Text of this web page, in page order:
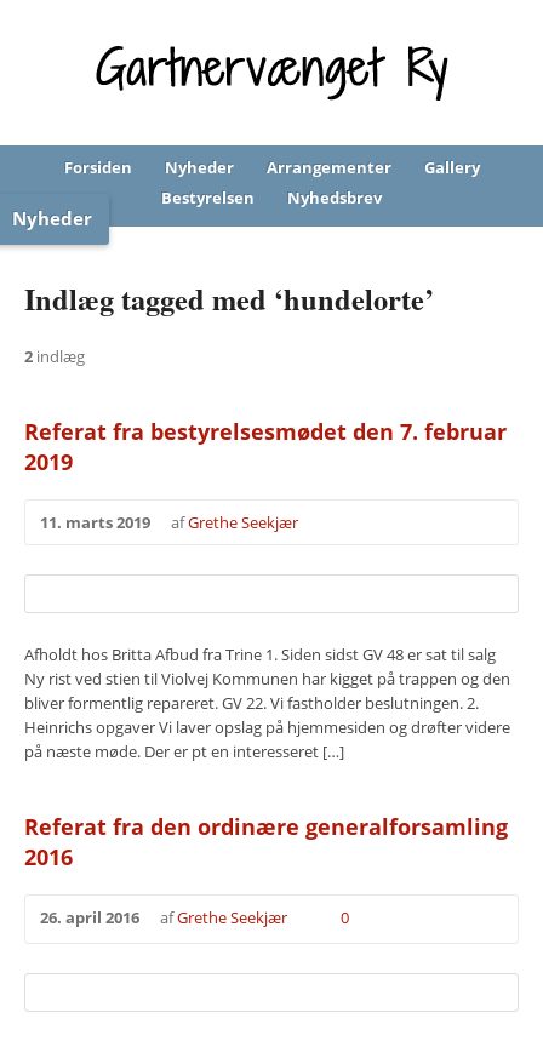
Forsiden Nyheder Arrangementer
Gallery
Bestyrelsen
Nyhedsbrev
Nyheder
Indlæg tagged med ‘hundelorte’
2 indlæg
Referat fra bestyrelsesmødet den 7. februar
2019
11. marts 2019 afGrethe Seekjær
Afholdt hos Britta Afbud fra Trine 1. Siden sidst GV 48 er sat til salg
Ny rist ved stien til Violvej Kommunen har kigget på trappen og den
bliver formentlig repareret. GV 22. Vi fastholder beslutningen. 2.
Heinrichs opgaver Vi laver opslag på hjemmesiden og drøfter videre
på næste møde. Der er pt en interesseret […]
Referat fra den ordinære generalforsamling
2016
26. april 2016 afGrethe Seekjær 0